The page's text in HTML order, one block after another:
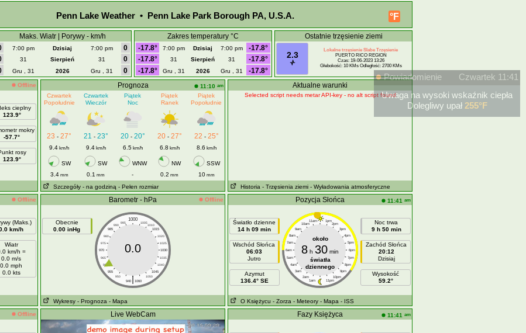
°F
Penn Lake Weather • Penn Lake Park Borough PA, U.S.A.
Maks. Wiatr | Porywy - km/h
7:00 pm Dzisiaj 7:00 pm
0
31 Sierpień 31
0
Gru , 31 2026 Gru , 31 0
Zakres temperatury °C
-17.8°
7:00 pm Dzisiaj 7:00 pm
-17.8°
-17.8°
31 Sierpień 31
-17.8°
-17.8°
Gru , 31 2026 Gru , 31 -17.8°
Ostatnie trzęsienie ziemi
2.3
Lokalne trzęsienie Slabe Trzęsienie
PUERTO RICO REGION
Czas: 19-06-2023 13:26
Głebokość: 10 KMs Odległość: 2700 KMs
Offline
cieplny
123.9°
mokry
-57.7°
rosy
123.9°
Prognoza 11:10 am
Czwartek
Popołudnie
Czwartek
Wieczór
Piątek
Noc
Piątek
Ranek
Piątek
Popołudnie
23 - 27° 21 - 23° 20- 20° 20- 27° 22 - 25°
9.4 km/h 9.4km/h 6.5km/h 6.8 km/h 8.6 km/h
SW SW WNW NW
SSW
3.4mm 0.1 mm - 0.2 mm 10mm
Szczegóły - na godziną - Pełen rozmiar
Aktualne warunki
Selected script needs metar API-key - no alt script found
Historia - Trzęsienia ziemi - Wyładowania atmosferyczne
Offline
(Maks.)
km/h
Wiatr
km/h =
0.0 m/s
0.0 mph
0.0 kts
Barometr - hPa Offline
Obecnie
0.00 inHg
1000
995 1005
990
1010
985
1015
980
1020
975
1025
970
1030
965
1035
960
1040
955
1045
950
1050
|
940 1060
0.0
Wykresy - Prognoza - Mapa
Pozycja Słońca 11:41 am
Światło dzienne
14 h 09 min
Wschód Słońca
06:03
Jutro
Azymut
136.4° SE
11am 1pm
10am 2pm
9am 3pm
8am 4pm
7am 5pm
6am 6pm
5am 7pm
4am 8pm
3am 9pm
2am 10pm
1am 11pm
około
8 h 30 min
światła
dziennego
Noc trwa
9 h 50 min
Zachód Słońca
20:12
Dzisiaj
Wysokość
59.2°
O Księżycu - Zorza - Meteory - Mapa - ISS
Offline Live WebCam Fazy Księżyca 11:41 am
Powiadomienie
Czwartek 11:41
Uwaga na wysoki wskaźnik ciepła
Dolegliwy upał 255°F